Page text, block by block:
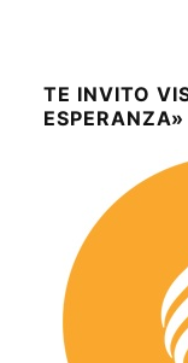
TE INVITO
ESPERANZA»